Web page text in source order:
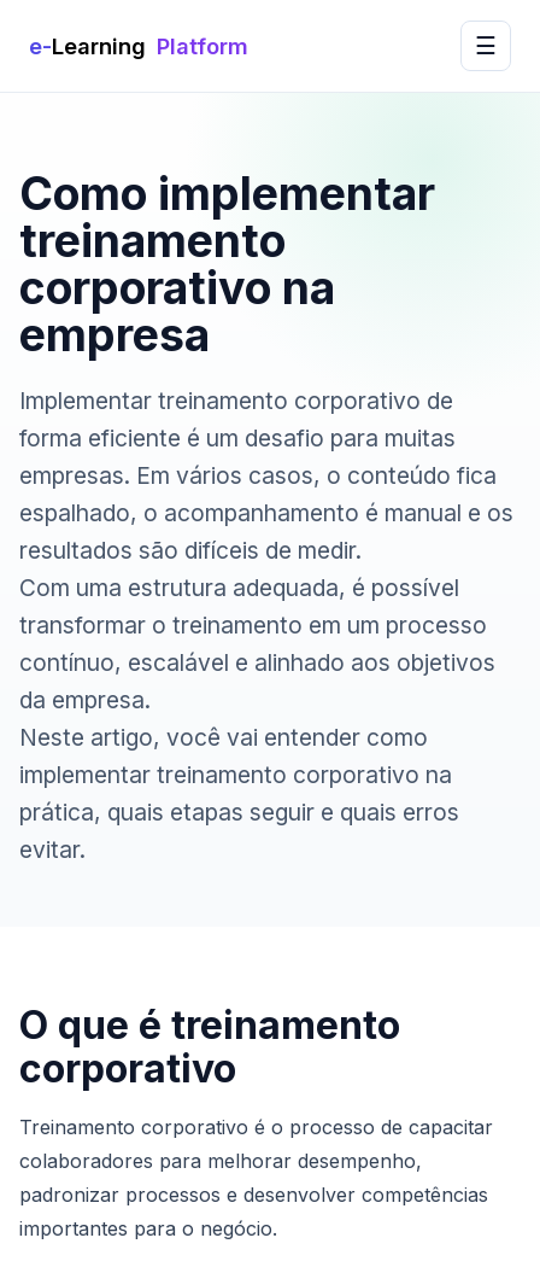
e-Learning Platform ☰
Como implementar
treinamento
corporativo na
empresa
Implementar treinamento corporativo de
forma eficiente é um desafio para muitas
empresas. Em vários casos, o conteúdo fica
espalhado, o acompanhamento é manual e os
resultados são difíceis de medir.
Com uma estrutura adequada, é possível
transformar o treinamento em um processo
contínuo, escalável e alinhado aos objetivos
da empresa.
Neste artigo, você vai entender como
implementar treinamento corporativo na
prática, quais etapas seguir e quais erros
evitar.
O que é treinamento
corporativo
Treinamento corporativo é o processo de capacitar
colaboradores para melhorar desempenho,
padronizar processos e desenvolver competências
importantes para o negócio.